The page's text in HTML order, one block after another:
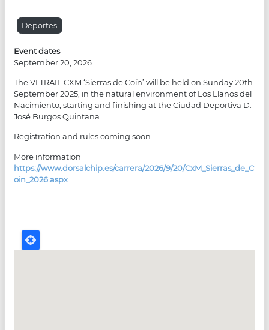
Deportes
Event dates
September 20, 2026
The VI TRAIL CXM ‘Sierras de Coín’ will be held on Sunday 20th
September 2025, in the natural environment of Los Llanos del
Nacimiento, starting and finishing at the Ciudad Deportiva D.
José Burgos Quintana.
Registration and rules coming soon.
More information
https://www.dorsalchip.es/carrera/2026/9/20/CxM_Sierras_de_C
oin_2026.aspx